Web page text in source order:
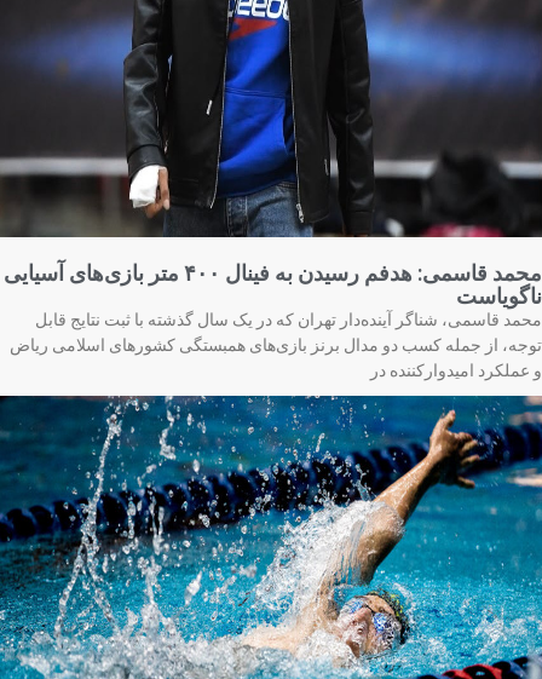
محمد قاسمی: هدفم رسیدن به فینال ۴۰۰ متر بازی‌های آسیایی
قاسمی، شناگر آینده‌دار تهران که در یک سال گذشته با ثبت نتایج قابل
از جمله کسب دو مدال برنز بازی‌های همبستگی کشورهای اسلامی ریاض
امیدوارکننده در